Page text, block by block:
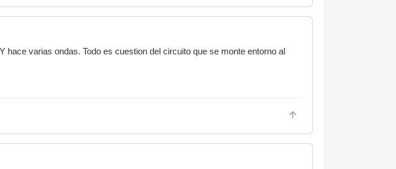
varias ondas. Todo es cuestion del circuito que se monte entorno al